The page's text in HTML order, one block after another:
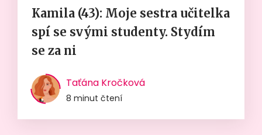
Kamila (43): Moje sestra učitelka
spí se svými studenty. Stydím
se za ni
Taťána Kročková
8 minut čtení